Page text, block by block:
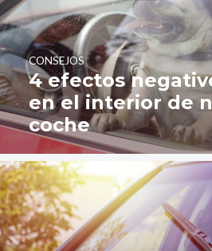
4 efectos
en el interior de
coche
CONSEJOS